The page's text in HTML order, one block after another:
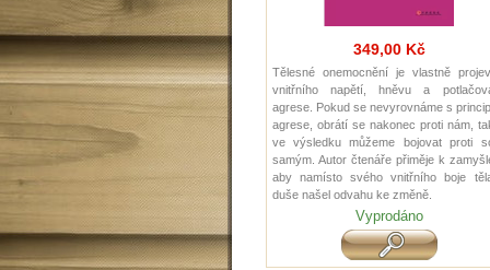
349,00 Kč
Tělesné onemocnění je vlastně
vnitřního napětí, hněvu a
agrese. Pokud se nevyrovnáme s
agrese, obrátí se nakonec proti nám,
ve výsledku můžeme bojovat proti
samým. Autor čtenáře přiměje k
aby namísto svého vnitřního boje
duše našel odvahu ke změně.
Vyprodáno